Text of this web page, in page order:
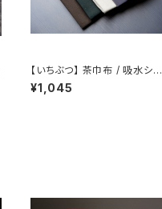
【いちぶつ】 茶巾布 / 吸水シー
ト (カビが生えない)
¥1,045